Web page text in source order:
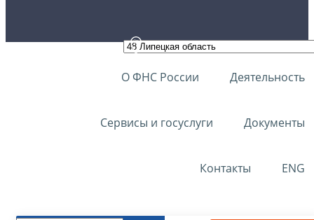
О ФНС России Деятельность
Сервисы и госуслуги Документы
Контакты ENG